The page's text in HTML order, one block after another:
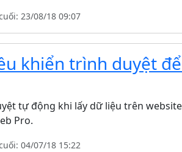
23/08/18 09:07
khiển trình duyệt
tự động khi lấy dữ liệu trên
Pro.
04/07/18 15:22